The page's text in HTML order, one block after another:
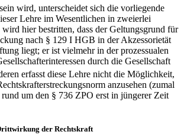
wird, unterscheidet sich die vorliegende
Lehre im Wesentlichen in zweierlei
hier bestritten, dass der Geltungsgrund für
nach § 129 I HGB in der Akzessorietät
liegt; er ist vielmehr in der prozessualen
durch die Gesellschaft
erfasst diese Lehre nicht die Möglichkeit,
anzusehen (zumal
um den § 736 ZPO erst in jüngerer Zeit
der Rechtskraft